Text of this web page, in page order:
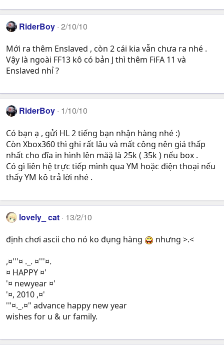
RiderBoy 2/10/10
Mới ra thêm Enslaved , còn 2 cái kia vẫn chưa ra nhé .
Vậy là ngoài FF13 kô có bản J thì thêm FiFA 11 và
Enslaved nhỉ ?
RiderBoy 1/10/10
Có bạn ạ , gửi HL 2 tiếng bạn nhận hàng nhé :)
Còn Xbox360 thì ghi rất lâu và mất công nên giá thấp
nhất cho đĩa in hình lên măặ là 25k ( 35k ) nếu box .
Có gì liên hệ trực tiếp mình qua YM hoặc điện thoại nếu
thấy YM kô trả lời nhé .
lovely_ cat 13/2/10
định chơi ascii cho nó ko đụng hàng
nhưng >.<
,¤'''¤ ._. ¤'''¤.
¤ HAPPY ¤'
'¤ newyear ¤'
'¤, 2010 ,¤'
'"¤._.¤" advance happy new year
wishes for u & ur family.